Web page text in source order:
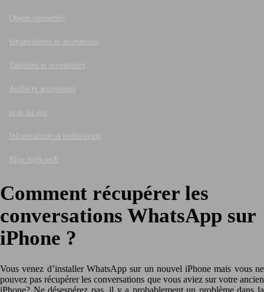
Objets connectés
Smartphones et accessoires
Tablettes et accessoires
Audio et accessoires
plan du site
Informatique et technologie
Blog high-tech
Comment récupérer les
conversations WhatsApp sur
iPhone ?
Vous venez d’installer WhatsApp sur un nouvel iPhone mais vous ne
pouvez pas récupérer les conversations que vous aviez sur votre ancien
iPhone? Ne désespérez pas, il y a probablement un problème dans la